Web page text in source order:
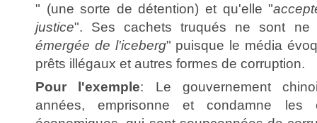
" (une sorte de détention) et qu'elle "
justice". Ses cachets truqués ne sont ne
émergée de l'iceberg" puisque le média
prêts illégaux et autres formes de corruption.
Pour l'exemple: Le gouvernement
années, emprisonne et condamne les